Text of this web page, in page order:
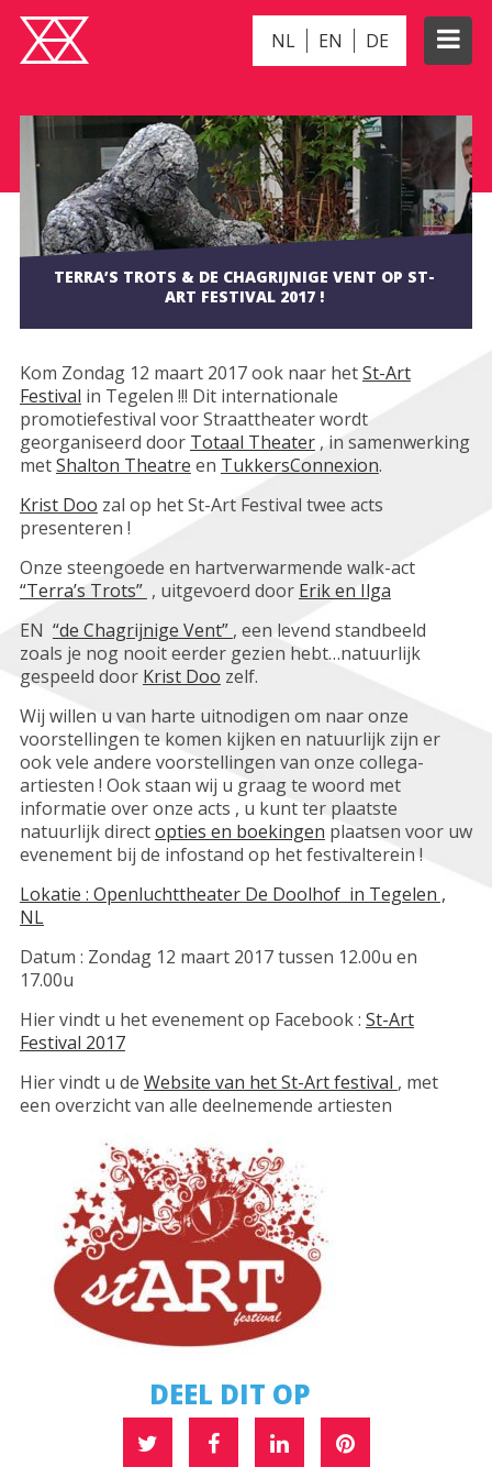
NL EN DE
TERRA’S TROTS & DE CHAGRIJNIGE VENT OP ST-
ART FESTIVAL 2017 !
Kom Zondag 12 maart 2017 ook naar hetSt-Art
Festival in Tegelen !!! Dit internationale
promotiefestival voor Straattheater wordt
georganiseerd door Totaal Theater, in samenwerking
metShalton Theatre en TukkersConnexion.
Krist Doo zal op het St-Art Festival twee acts
presenteren !
Onze steengoede en hartverwarmende walk-act
“Terra’s Trots” , uitgevoerd door Erik en Ilga
EN “de Chagrijnige Vent” , een levend standbeeld
zoals je nog nooit eerder gezien hebt…natuurlijk
gespeeld door Krist Doo zelf.
Wij willen u van harte uitnodigen om naar onze
voorstellingen te komen kijken en natuurlijk zijn er
ook vele andere voorstellingen van onze collega-
artiesten ! Ook staan wij u graag te woord met
informatie over onze acts , u kunt ter plaatste
natuurlijk directopties en boekingen plaatsen voor uw
evenement bij de infostand op het festivalterein !
Lokatie : Openluchttheater De Doolhof in Tegelen ,
NL
Datum : Zondag 12 maart 2017 tussen 12.00u en
17.00u
Hier vindt u het evenement op Facebook : St-Art
Festival 2017
Hier vindt u de Website van het St-Art festival , met
een overzicht van alle deelnemende artiesten
DEEL DIT OP